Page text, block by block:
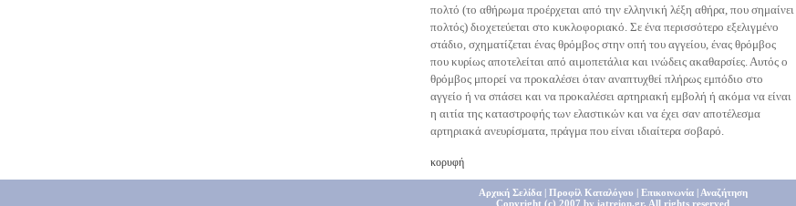
πολτό (το αθήρωμα προέρχεται από την ελληνική λέξη αθήρα, που σημαίνει
πολτός) διοχετεύεται στο κυκλοφοριακό. Σε ένα περισσότερο εξελιγμένο
στάδιο, σχηματίζεται ένας θρόμβος στην οπή του αγγείου, ένας θρόμβος
που κυρίως αποτελείται από αιμοπετάλια και ινώδεις ακαθαρσίες. Αυτός ο
θρόμβος μπορεί να προκαλέσει όταν αναπτυχθεί πλήρως εμπόδιο στο
αγγείο ή να σπάσει και να προκαλέσει αρτηριακή εμβολή ή ακόμα να είναι
η αιτία της καταστροφής των ελαστικών και να έχει σαν αποτέλεσμα
αρτηριακά ανευρίσματα, πράγμα που είναι ιδιαίτερα σοβαρό.
κορυφή
Αρχική Σελίδα| Προφίλ Καταλόγου| Επικοινωνία| Αναζήτηση
Copyright (c) 2007 by iatreion.gr, All rights reserved